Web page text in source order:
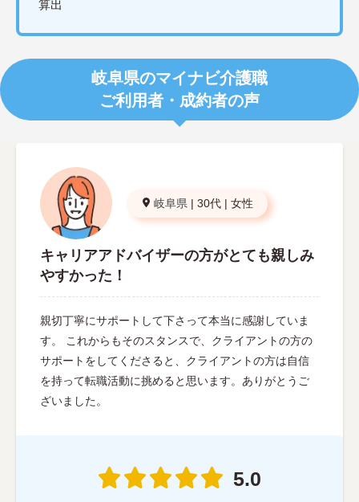
算出
岐阜県のマイナビ介護職
ご利用者・成約者の声
岐阜県 | 30代 | 女性
キャリアアドバイザーの方がとても親しみ
やすかった！
親切丁寧にサポートして下さって本当に感謝していま
す。 これからもそのスタンスで、クライアントの方の
サポートをしてくださると、クライアントの方は自信
を持って転職活動に挑めると思います。ありがとうご
ざいました。
5.0